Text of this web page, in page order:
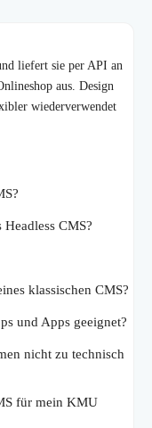
liefert sie per API an
aus. Design
wiederverwendet
CMS?
klassischen CMS?
und Apps geeignet?
nicht zu technisch
für mein KMU